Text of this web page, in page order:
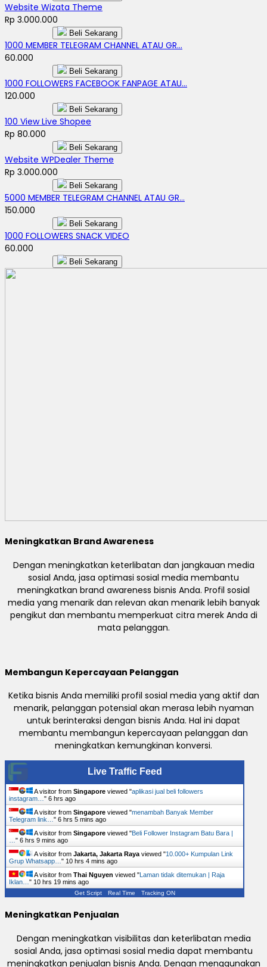
Website Wizata Theme
Rp 3.000.000
Beli Sekarang
1000 MEMBER TELEGRAM CHANNEL ATAU GR...
60.000
Beli Sekarang
1000 FOLLOWERS FACEBOOK FANPAGE ATAU...
120.000
Beli Sekarang
100 View Live Shopee
Rp 80.000
Beli Sekarang
Website WPDealer Theme
Rp 3.000.000
Beli Sekarang
5000 MEMBER TELEGRAM CHANNEL ATAU GR...
150.000
Beli Sekarang
1000 FOLLOWERS SNACK VIDEO
60.000
Beli Sekarang
Meningkatkan Brand Awareness
Dengan meningkatkan keterlibatan dan jangkauan media
sosial Anda, jasa optimasi sosial media membantu
meningkatkan brand awareness bisnis Anda. Profil sosial
media yang menarik dan relevan akan menarik lebih banyak
pengikut dan membantu memperkuat citra merek Anda di
mata pelanggan.
Membangun Kepercayaan Pelanggan
Ketika bisnis Anda memiliki profil sosial media yang aktif dan
menarik, pelanggan potensial akan merasa lebih nyaman
untuk berinteraksi dengan bisnis Anda. Hal ini dapat
membantu membangun kepercayaan pelanggan dan
meningkatkan kemungkinan konversi.
Live Traffic Feed
A visitor from Singapore viewed "aplikasi jual beli followers
instagram… " 6 hrs ago
A visitor from Singapore viewed "menambah Banyak Member
Telegram link… " 6 hrs 5 mins ago
A visitor from Singapore viewed "Beli Follower Instagram Batu Bara |
" 6 hrs 9 mins ago
A visitor from Jakarta, Jakarta Raya viewed "10.000+ Kumpulan Link
Grup Whatsapp… " 10 hrs 4 mins ago
A visitor from Thai Nguyen viewed " Laman tidak ditemukan | Raja
Iklan… " 10 hrs 19 mins ago
Get Script Real Time Tracking ON
Meningkatkan Penjualan
Dengan meningkatkan visibilitas dan keterlibatan media
sosial Anda, jasa optimasi sosial media dapat membantu
meningkatkan penjualan bisnis Anda. Dengan menggunakan